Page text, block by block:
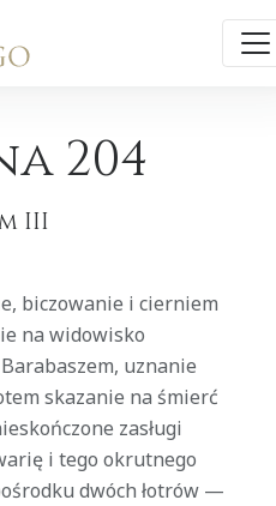
204
III
biczowanie i cierniem
na widowisko
uznanie
skazanie na śmierć
zasługi
i tego okrutnego
dwóch łotrów —